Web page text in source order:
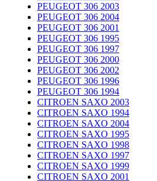
PEUGEOT 306 2003
PEUGEOT 306 2004
PEUGEOT 306 2001
PEUGEOT 306 1995
PEUGEOT 306 1997
PEUGEOT 306 2000
PEUGEOT 306 2002
PEUGEOT 306 1996
PEUGEOT 306 1994
CITROEN SAXO 2003
CITROEN SAXO 1994
CITROEN SAXO 2004
CITROEN SAXO 1995
CITROEN SAXO 1998
CITROEN SAXO 1997
CITROEN SAXO 1999
CITROEN SAXO 2001